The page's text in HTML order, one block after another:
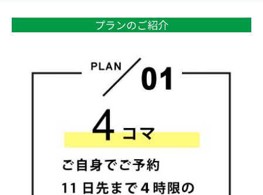
プランのご紹介